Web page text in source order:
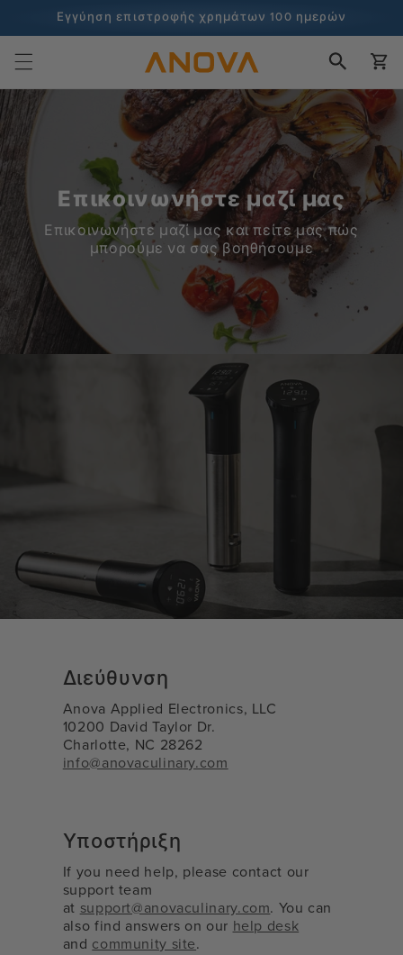
περιεχόμενο
Εγγύηση επιστροφής χρημάτων 100 ημερών
100+ εκατομμύρια μάγειρες και συνεχίζει να μετράει
Καλάθι
Επικοινωνήστε μαζί μας
Επικοινωνήστε μαζί μας και πείτε μας πώς
μπορούμε να σας βοηθήσουμε
Διεύθυνση
Anova Applied Electronics, LLC
10200 David Taylor Dr.
Charlotte, NC 28262
info@anovaculinary.com
Υποστήριξη
If you need help, please contact our
support team
at support@anovaculinary.com. You can
also find answers on our help desk
and community site.